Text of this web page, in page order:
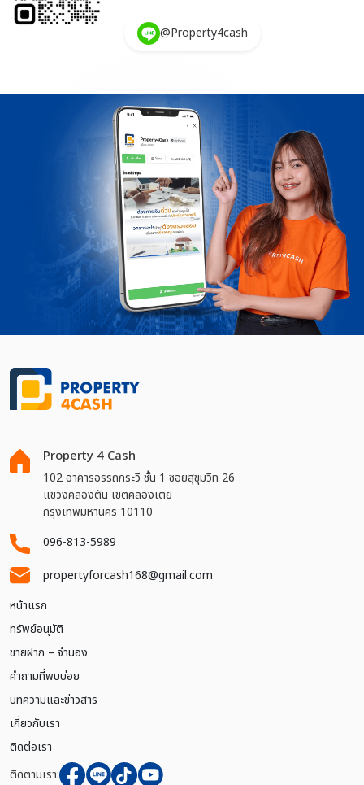
@Property4cash
Property 4 Cash
102 อาคารอรรถกระวี ชั้น 1 ซอยสุขุมวิท 26
แขวงคลองตัน เขตคลองเตย
กรุงเทพมหานคร 10110
096-813-5989
propertyforcash168@gmail.com
หน้าแรก
ทรัพย์อนุมัติ
ขายฝาก – จำนอง
คำถามที่พบบ่อย
บทความและข่าวสาร
เกี่ยวกับเรา
ติดต่อเรา
ติดตามเรา: